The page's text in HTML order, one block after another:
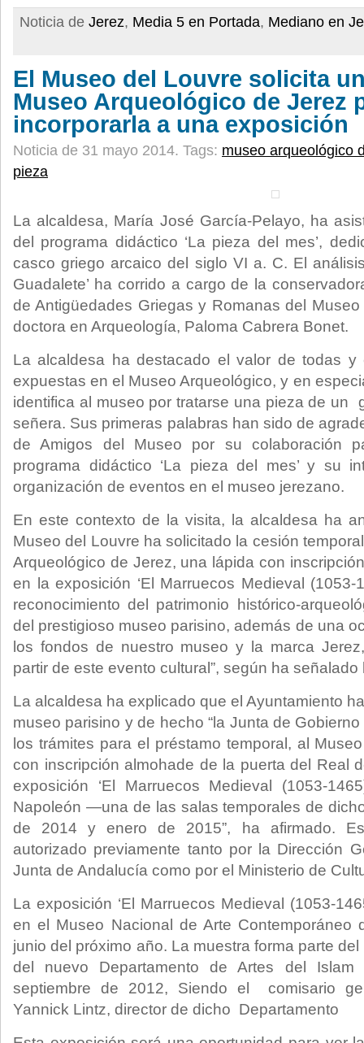
Noticia de Jerez, Media 5 en Portada, Mediano en
El Museo del Louvre solicita
Museo Arqueológico de Jerez
incorporarla a una exposición
Noticia de 31 mayo 2014. Tags: museo arqueológico
pieza
La alcaldesa, María José García-Pelayo, ha
del programa didáctico ‘La pieza del mes’,
casco griego arcaico del siglo VI a. C. El
Guadalete’ ha corrido a cargo de la
de Antigüedades Griegas y Romanas del
doctora en Arqueología, Paloma Cabrera Bonet.
La alcaldesa ha destacado el valor de todas
expuestas en el Museo Arqueológico, y en
identifica al museo por tratarse una pieza de un
señera. Sus primeras palabras han sido de
de Amigos del Museo por su colaboración
programa didáctico ‘La pieza del mes’ y su
organización de eventos en el museo jerezano.
En este contexto de la visita, la alcaldesa ha
Museo del Louvre ha solicitado la cesión
Arqueológico de Jerez, una lápida con
en la exposición ‘El Marruecos Medieval (1053-
reconocimiento del patrimonio histórico-
del prestigioso museo parisino, además de una
los fondos de nuestro museo y la marca
partir de este evento cultural”, según ha
La alcaldesa ha explicado que el Ayuntamiento
museo parisino y de hecho “la Junta de
los trámites para el préstamo temporal, al
con inscripción almohade de la puerta del Real
exposición ‘El Marruecos Medieval (1053-
Napoleón —una de las salas temporales de
de 2014 y enero de 2015”, ha afirmado.
autorizado previamente tanto por la Dirección
Junta de Andalucía como por el Ministerio de
La exposición ‘El Marruecos Medieval (1053-
en el Museo Nacional de Arte Contemporáneo
junio del próximo año. La muestra forma parte
del nuevo Departamento de Artes del
septiembre de 2012, Siendo el comisario
Yannick Lintz, director de dicho Departamento